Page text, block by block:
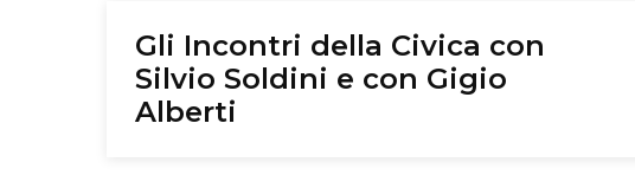
Gli Incontri della Civica con
Silvio Soldini e con Gigio
Alberti